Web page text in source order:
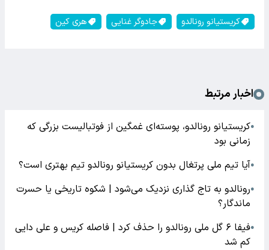
کریستیانو رونالدو جادوگر غنایی هری کین
اخبار مرتبط
●کریستیانو رونالدو، پوسته‌ای غمگین از فوتبالیست بزرگی که
زمانی بود
●آیا تیم ملی پرتغال بدون کریستیانو رونالدو تیم بهتری است؟
●رونالدو به تاج گذاری نزدیک می‌شود | شکوه تاریخی یا حسرت
ماندگار؟
●
فیفا ۶ گل ملی رونالدو را حذف کرد | فاصله کریس و علی دایی
کم شد